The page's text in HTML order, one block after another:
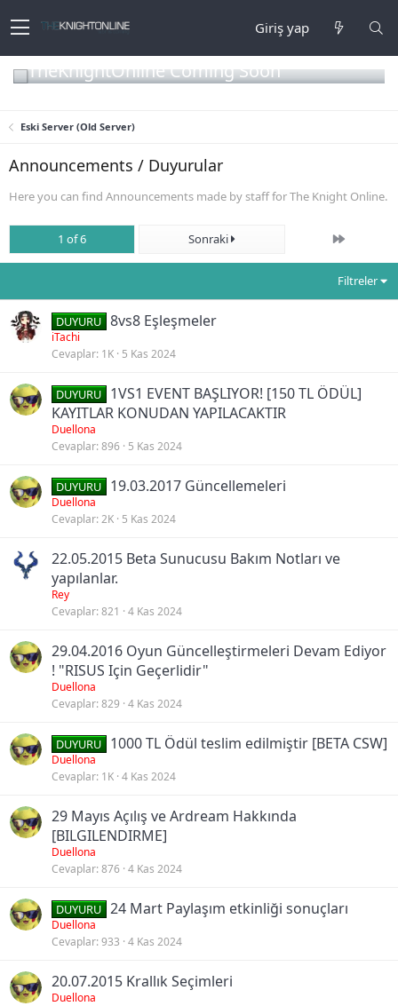
Giriş yap
TheKnightOnline Coming Soon
Eski Server (Old Server)
Announcements / Duyurular
Here you can find Announcements made by staff for The Knight Online.
1 of 6 Sonraki Son
Filtreler
DUYURU 8vs8 Eşleşmeler
iTachi
Cevaplar 1K 5 Kas 2024
DUYURU 1VS1 EVENT BAŞLIYOR! [150 TL ÖDÜL]
KAYITLAR KONUDAN YAPILACAKTIR
Duellona
Cevaplar 896 5 Kas 2024
DUYURU 19.03.2017 Güncellemeleri
Duellona
Cevaplar 2K 5 Kas 2024
22.05.2015 Beta Sunucusu Bakım Notları ve
yapılanlar.
Rey
Cevaplar 821 4 Kas 2024
29.04.2016 Oyun Güncelleştirmeleri Devam Ediyor
! "RISUS Için Geçerlidir"
Duellona
Cevaplar 829 4 Kas 2024
DUYURU 1000 TL Ödül teslim edilmiştir [BETA CSW]
Duellona
Cevaplar 1K 4 Kas 2024
29 Mayıs Açılış ve Ardream Hakkında
[BILGILENDIRME]
Duellona
Cevaplar 876 4 Kas 2024
DUYURU 24 Mart Paylaşım etkinliği sonuçları
Duellona
Cevaplar 933 4 Kas 2024
20.07.2015 Krallık Seçimleri
Duellona